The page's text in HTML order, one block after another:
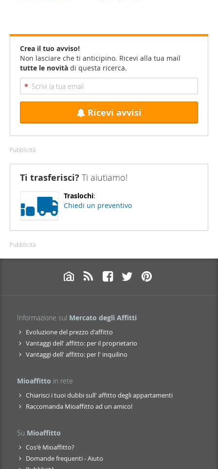
Crea il tuo avviso!
Non lasciare che ti anticipino. Ricevi alla tua mail
tutte le novità di questa ricerca.
Ricevi avvisi
Pubblicità
Ti trasferisci? Ti aiutiamo!
Traslochi:
Chiedi un preventivo
Pubblicità
Informazione sul Mercato degli Affitti
Evoluzione del prezzo d'affitto
Vantaggi dell' affitto: per il proprietario
Vantaggi dell' affitto: per l' inquilino
Mioaffitto in rete
Chiarisci i tuoi dubbi sull' affitto degli appartamenti
Raccomanda Mioaffitto ad un amico!
Su Mioaffitto
Cos'è Mioaffitto?
Domande frequenti - Aiuto